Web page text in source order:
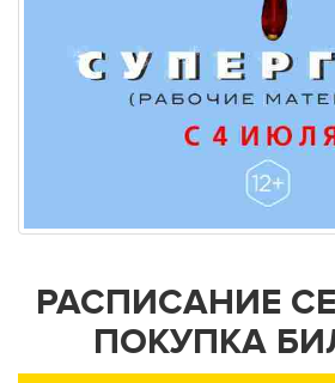
РАСПИСАНИЕ
ПОКУПКА